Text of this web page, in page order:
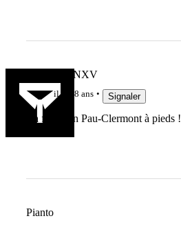
MARCFANXV
il y a 8 ans Signaler
Ca fait Loin Pau-Clermont à pieds !
Pianto